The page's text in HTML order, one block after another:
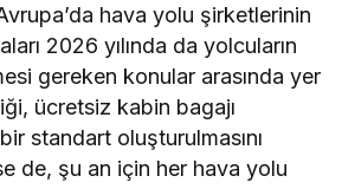
hava yolu şirketlerinin
2026 yılında da yolcuların
gereken konular arasında yer
ücretsiz kabin bagajı
standart oluşturulmasını
de, şu an için her hava yolu